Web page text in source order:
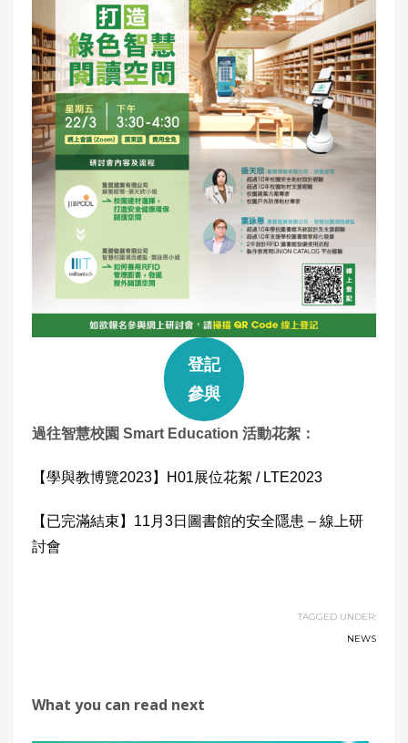
登記
參與
過往智慧校園 Smart Education 活動花絮：
【學與教博覽2023】H01展位花絮 / LTE2023
【已完滿結束】11月3日圖書館的安全隱患 – 線上研
討會
TAGGED UNDER:
NEWS
What you can read next